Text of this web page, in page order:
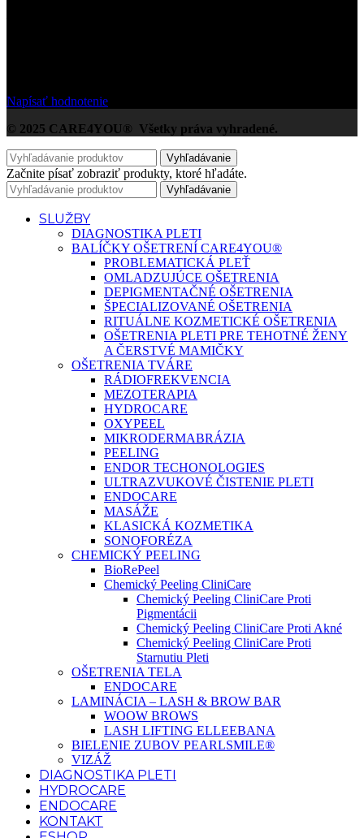
Napísať hodnotenie
© 2025 CARE4YOU® Všetky práva vyhradené.
Vyhľadávanie
Začnite písať zobraziť produkty, ktoré hľadáte.
Vyhľadávanie
SLUŽBY
DIAGNOSTIKA PLETI
BALÍČKY OŠETRENÍ CARE4YOU®
PROBLEMATICKÁ PLEŤ
OMLADZUJÚCE OŠETRENIA
DEPIGMENTAČNÉ OŠETRENIA
ŠPECIALIZOVANÉ OŠETRENIA
RITUÁLNE KOZMETICKÉ OŠETRENIA
OŠETRENIA PLETI PRE TEHOTNÉ ŽENY
A ČERSTVÉ MAMIČKY
OŠETRENIA TVÁRE
RÁDIOFREKVENCIA
MEZOTERAPIA
HYDROCARE
OXYPEEL
MIKRODERMABRÁZIA
PEELING
ENDOR TECHONOLOGIES
ULTRAZVUKOVÉ ČISTENIE PLETI
ENDOCARE
MASÁŽE
KLASICKÁ KOZMETIKA
SONOFORÉZA
CHEMICKÝ PEELING
BioRePeel
Chemický Peeling CliniCare
Chemický Peeling CliniCare Proti
Pigmentácii
Chemický Peeling CliniCare Proti Akné
Chemický Peeling CliniCare Proti
Starnutiu Pleti
OŠETRENIA TELA
ENDOCARE
LAMINÁCIA – LASH & BROW BAR
WOOW BROWS
LASH LIFTING ELLEEBANA
BIELENIE ZUBOV PEARLSMILE®
VIZÁŽ
DIAGNOSTIKA PLETI
HYDROCARE
ENDOCARE
KONTAKT